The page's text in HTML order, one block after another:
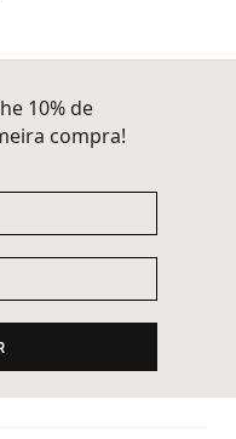
10% de
compra!